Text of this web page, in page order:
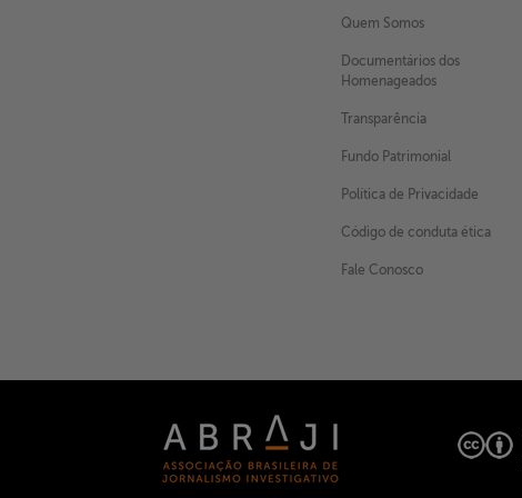
Quem Somos
Documentários dos
Homenageados
Transparência
Fundo Patrimonial
Política de Privacidade
Código de conduta ética
Fale Conosco